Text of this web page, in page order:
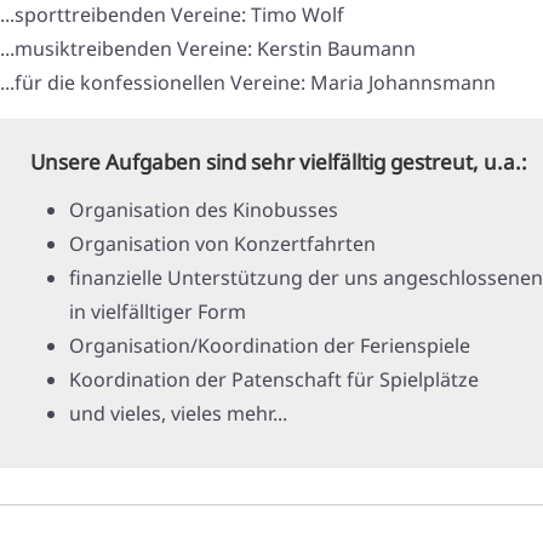
...sporttreibenden Vereine: Timo Wolf
...musiktreibenden Vereine: Kerstin Baumann
...für die konfessionellen Vereine: Maria Johannsmann
Unsere Aufgaben sind sehr vielfälltig gestreut, u.a.:
Organisation des Kinobusses
Organisation von Konzertfahrten
finanzielle Unterstützung der uns
in vielfälltiger Form
Organisation/Koordination der Ferienspiele
Koordination der Patenschaft für Spielplätze
und vieles, vieles mehr...